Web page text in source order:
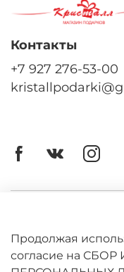
Оферта
Политика
Контакты
+7 927 276-53-00
Продолжая
согласие на